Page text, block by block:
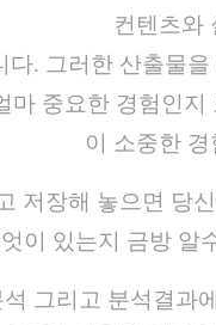
컨텐츠와
. 그러한 산출물
중요한 경험인
이 소중한
저장해 놓으면 당
이 있는지 금방
그리고 분석결